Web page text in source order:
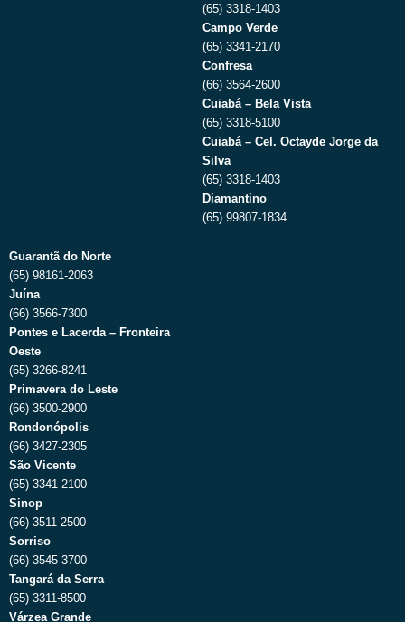
(65) 3318-1403
Campo Verde
(65) 3341-2170
Confresa
(66) 3564-2600
Cuiabá – Bela Vista
(65) 3318-5100
Cuiabá – Cel. Octayde Jorge da
Silva
(65) 3318-1403
Diamantino
(65) 99807-1834
Guarantã do Norte
(65) 98161-2063
Juína
(66) 3566-7300
Pontes e Lacerda – Fronteira
Oeste
(65) 3266-8241
Primavera do Leste
(66) 3500-2900
Rondonópolis
(66) 3427-2305
São Vicente
(65) 3341-2100
Sinop
(66) 3511-2500
Sorriso
(66) 3545-3700
Tangará da Serra
(65) 3311-8500
Várzea Grande